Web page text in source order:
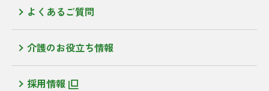
よくあるご質問
介護のお役立ち情報
採用情報